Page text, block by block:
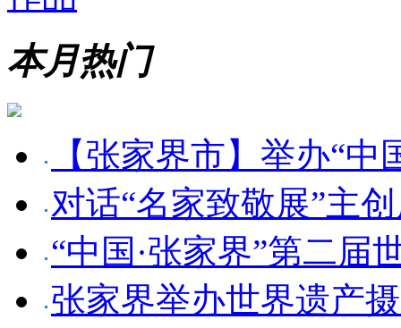
本月热门
【张家界市】举办“中
对话“名家致敬展”主
“中国·张家界”第二届
张家界举办世界遗产